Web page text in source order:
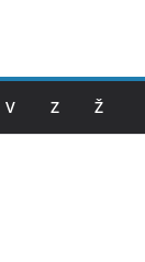
V Z Ž